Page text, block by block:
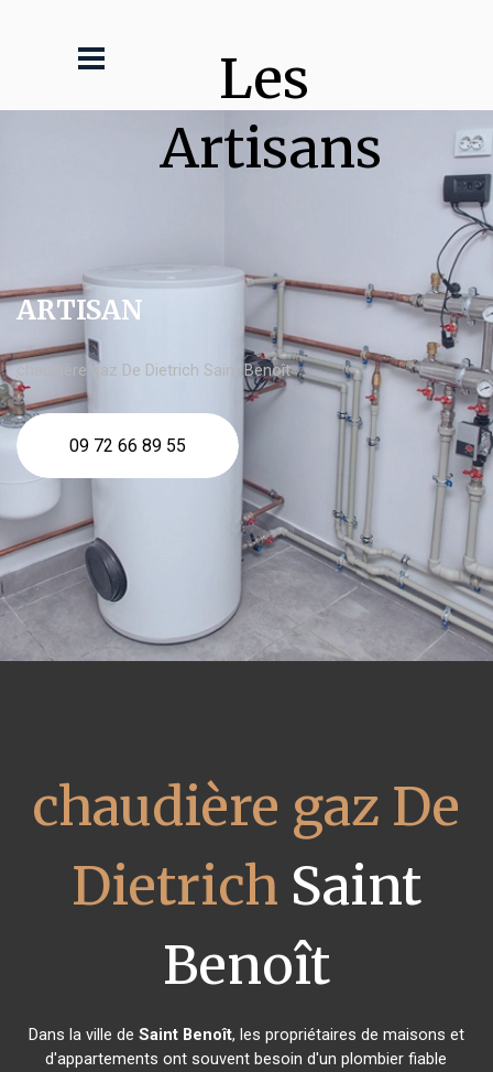
Les
Artisans
ARTISAN
chaudière gaz De Dietrich Saint Benoît
09 72 66 89 55
chaudière gaz De
Dietrich Saint
Benoît
Dans la ville de Saint Benoît, les propriétaires de maisons et
d'appartements ont souvent besoin d'un plombier fiable